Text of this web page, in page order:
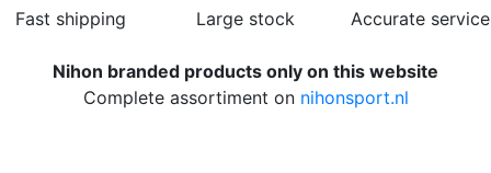
Fast shipping Large stock Accurate service
Nihon branded products only on this website
Complete assortiment on nihonsport.nl